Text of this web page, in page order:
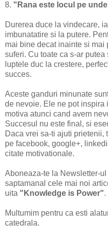
8. "Rana este locul pe
Durerea duce la vindecare,
imbunatatire si la putere.
mai bine decat inainte si mai
suferi. Cu toate ca s-ar
luptele duc la crestere,
succes.
Aceste ganduri minunate
de nevoie. Ele ne pot inspira
motiva atunci cand avem
Succesul nu este final, si
Daca vrei sa-ti ajuti prietenii,
pe facebook, google+,
citate motivationale.
Aboneaza-te la Newsletter-
saptamanal cele mai noi
uita "Knowledge is Power".
Multumim pentru ca esti
catedrala.